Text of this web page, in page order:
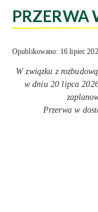
PRZERWA
Opublikowano: 16 lipiec
W związku z
w dniu 20 lipca
Przerwa w